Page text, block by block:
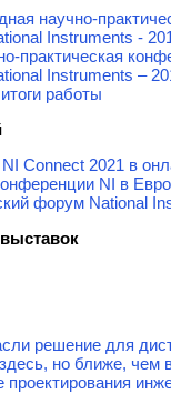
научно-
Instruments -
практическая
Instruments –
работы
Connect 2021 в
NI в
форум National
решение для
но ближе, чем
проектирования